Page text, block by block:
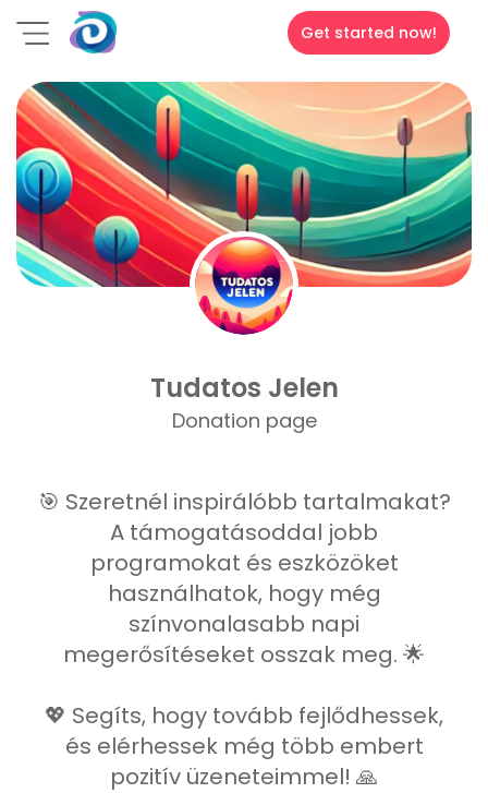
Get started now!
Tudatos Jelen
Donation page
🎯 Szeretnél inspirálóbb tartalmakat?
A támogatásoddal jobb
programokat és eszközöket
használhatok, hogy még
színvonalasabb napi
megerősítéseket osszak meg. 🌟
💖 Segíts, hogy tovább fejlődhessek,
és elérhessek még több embert
pozitív üzeneteimmel! 🙏